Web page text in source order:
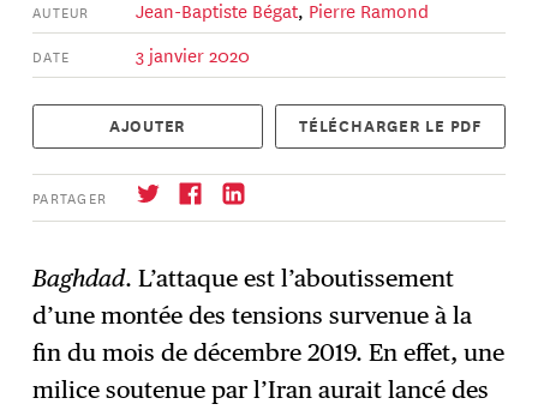
AUTEUR Jean-Baptiste Bégat, Pierre Ramond
DATE 3 janvier 2020
AJOUTER TÉLÉCHARGER LE PDF
PARTAGER
→ S'abonner
Baghdad. L’attaque est l’aboutissement
d’une montée des tensions survenue à la
fin du mois de décembre 2019. En effet, une
milice soutenue par l’Iran aurait lancé des